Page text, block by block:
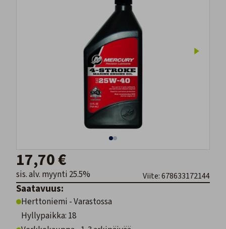
17,70 €
sis. alv. myynti 25.5% Viite: 678633172144
Saatavuus:
Herttoniemi - Varastossa
Hyllypaikka: 18